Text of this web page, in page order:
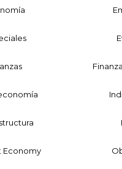
Economy